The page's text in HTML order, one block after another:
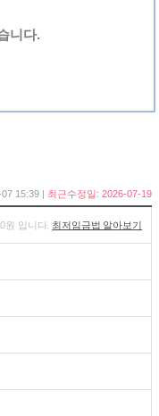
니다.
15:39 | 최근수정일: 2026-07-19
원 입니다. 최저임금법 알아보기